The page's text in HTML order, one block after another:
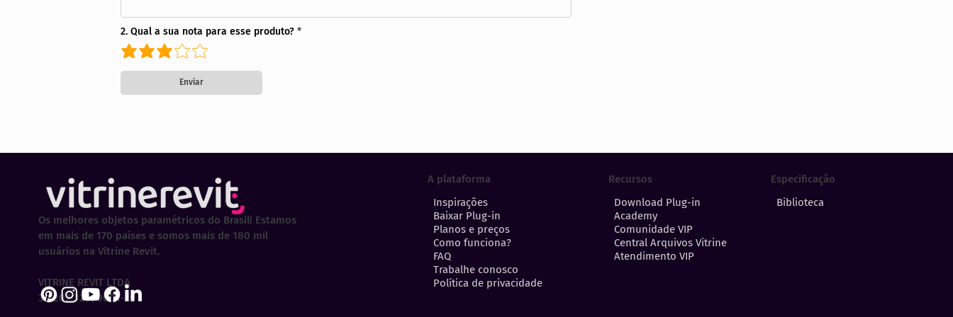
2. Qual a sua nota para esse produto?
Enviar
A plataforma
Inspirações
Baixar Plug-in
Planos e preços
Como funciona?
FAQ
Trabalhe conosco
Política de privacidade
Recursos
Download Plug-in
Academy
Comunidade VIP
Central Arquivos Vitrine
Atendimento VIP
Especificação
Biblioteca
Os melhores objetos paramétricos do Brasil! Estamos
em mais de 170 países e somos mais de 180 mil
usuários na Vitrine Revit.
VITRINE REVIT LTDA
30.202.323/0001-29